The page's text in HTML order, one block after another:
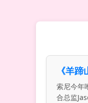
《羊
索尼今年
合总监